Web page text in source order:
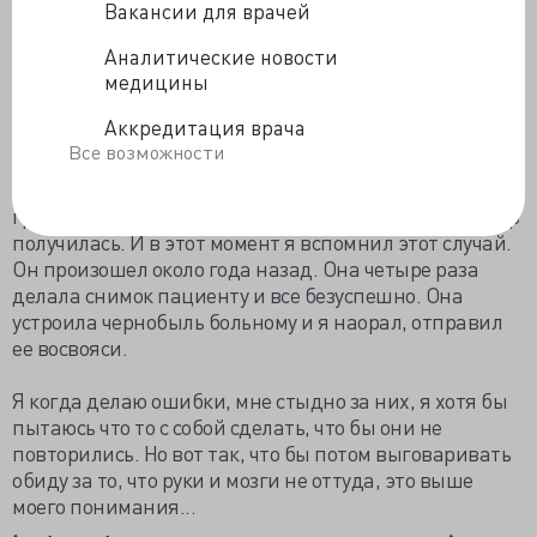
Вакансии для врачей
Аналитические новости
медицины
Аккредитация врача
Все возможности
Пришла эта же лаборантка. Поздоровалась.
Настроила передвижной аппарат, сделала снимок.
грудной клетки, но хоть сторона, где я ставил катетер
получилась. И в этот момент я вспомнил этот случай.
Он произошел около года назад. Она четыре раза
делала снимок пациенту и все безуспешно. Она
устроила чернобыль больному и я наорал, отправил
ее восвояси.
Я когда делаю ошибки, мне стыдно за них, я хотя бы
пытаюсь что то с собой сделать, что бы они не
повторились. Но вот так, что бы потом выговаривать
обиду за то, что руки и мозги не оттуда, это выше
моего понимания...